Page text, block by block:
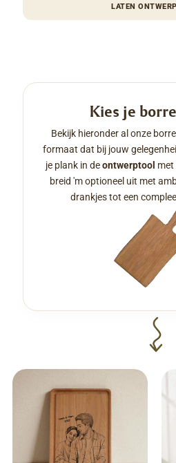
LATEN
Kies je
Bekijk hieronder al onze
formaat dat bij jouw
je plank in deontwerptool met
breid 'm optioneel uit met
drankjes tot een